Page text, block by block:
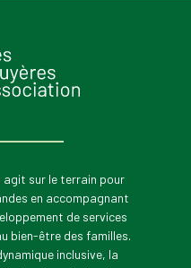
agit sur le terrain pour
en accompagnant
de services
bien-être des familles.
inclusive, la